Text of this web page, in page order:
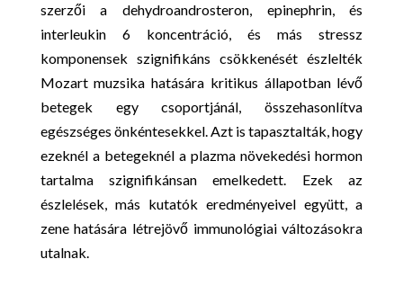
szerzői a dehydroandrosteron, epinephrin, és
interleukin 6 koncentráció, és más stressz
komponensek szignifikáns csökkenését észlelték
Mozart muzsika hatására kritikus állapotban lévő
betegek egy csoportjánál, összehasonlítva
egészséges önkéntesekkel. Azt is tapasztalták, hogy
ezeknél a betegeknél a plazma növekedési hormon
tartalma szignifikánsan emelkedett. Ezek az
észlelések, más kutatók eredményeivel együtt, a
zene hatására létrejövő immunológiai változásokra
utalnak.